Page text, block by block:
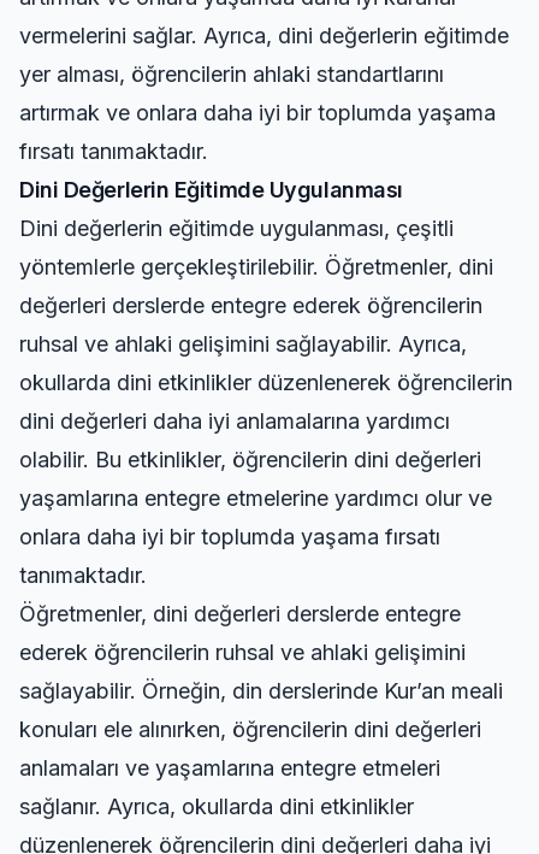
vermelerini sağlar. Ayrıca, dini değerlerin eğitimde
yer alması, öğrencilerin ahlaki standartlarını
artırmak ve onlara daha iyi bir toplumda yaşama
fırsatı tanımaktadır.
Dini Değerlerin Eğitimde Uygulanması
Dini değerlerin eğitimde uygulanması, çeşitli
yöntemlerle gerçekleştirilebilir. Öğretmenler, dini
değerleri derslerde entegre ederek öğrencilerin
ruhsal ve ahlaki gelişimini sağlayabilir. Ayrıca,
okullarda dini etkinlikler düzenlenerek öğrencilerin
dini değerleri daha iyi anlamalarına yardımcı
olabilir. Bu etkinlikler, öğrencilerin dini değerleri
yaşamlarına entegre etmelerine yardımcı olur ve
onlara daha iyi bir toplumda yaşama fırsatı
tanımaktadır.
Öğretmenler, dini değerleri derslerde entegre
ederek öğrencilerin ruhsal ve ahlaki gelişimini
sağlayabilir. Örneğin, din derslerinde Kur’an meali
konuları ele alınırken, öğrencilerin dini değerleri
anlamaları ve yaşamlarına entegre etmeleri
sağlanır. Ayrıca, okullarda dini etkinlikler
düzenlenerek öğrencilerin dini değerleri daha iyi